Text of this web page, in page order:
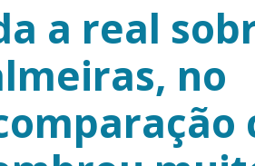
a real
no